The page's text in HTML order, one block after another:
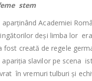
stem
Academiei
deși limba lor
creată de regele
slavilor pe
în vremuri tulburi și